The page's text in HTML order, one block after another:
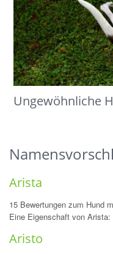
Ungewöhnliche
Arista
15 Bewertungen zum Hund
Eine Eigenschaft von
Aristo